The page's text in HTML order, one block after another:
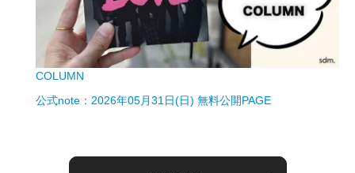
COLUMN
公式note：2026年05月31日(日) 無料公開PAGE